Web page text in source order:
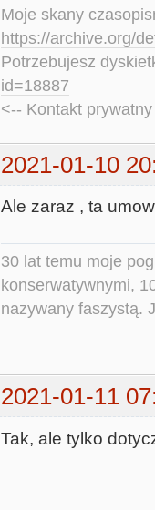
Moje skany
https://archive.org/
Potrzebujesz
id=18887
<-- Kontakt
2021-01-10
Ale zaraz , ta
30 lat temu moje
konserwatywnymi,
nazywany faszystą.
2021-01-11
Tak, ale tylko